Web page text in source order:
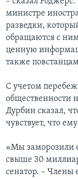
министре
разведки,
обращаются с
ценную
также
С учетом
общественности
Дурбин сказал,
чувствует, что
«Мы заморозили
свыше 30
сенатор. – Члены